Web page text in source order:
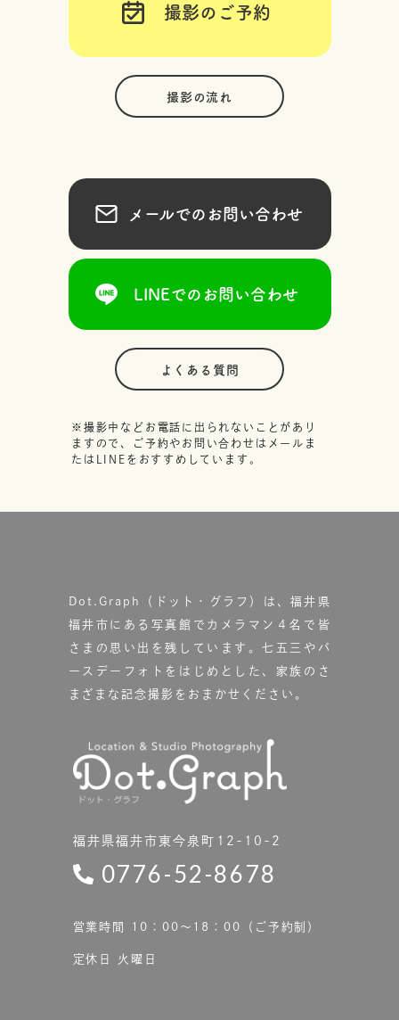
撮影のご予約
撮影の流れ
メールでのお問い合わせ
LINEでのお問い合わせ
よくある質問
※撮影中などお電話に出られないことがあり
ますので、ご予約やお問い合わせはメールま
たはLINEをおすすめしています。
Dot.Graph（ドット・グラフ）は、福井県
福井市にある写真館で カメラマン４名で皆
さまの思い出を残しています。七五三やバ
ースデーフォトをはじめとした、家族のさ
まざまな記念撮影をおまかせください。
福井県福井市東今泉町12-10-2
0776-52-8678
営業時間 10：00〜18：00（ご予約制）
定休日 火曜日